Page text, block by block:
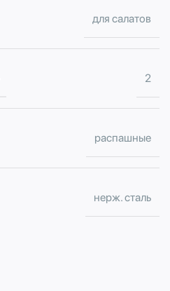
для салатов
2
распашные
нерж. сталь